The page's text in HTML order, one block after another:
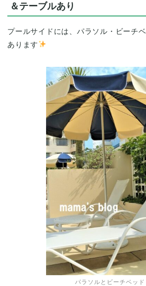
＆テーブルあり
プールサイドには、パラソル・ビーチ
あります
パラソルとビーチベッド